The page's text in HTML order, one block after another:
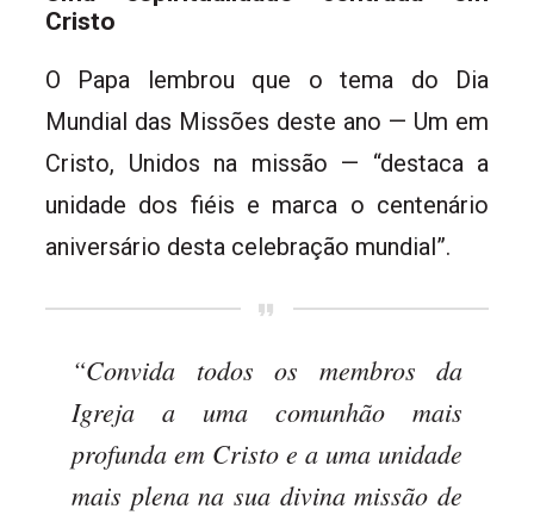
Cristo
O Papa lembrou que o tema do Dia
Mundial das Missões deste ano — Um em
Cristo, Unidos na missão — “destaca a
unidade dos fiéis e marca o centenário
aniversário desta celebração mundial”.
“Convida todos os membros da
Igreja a uma comunhão mais
profunda em Cristo e a uma unidade
mais plena na sua divina missão de